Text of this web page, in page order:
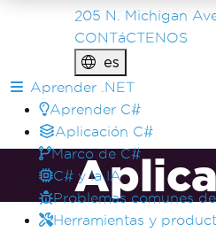
205 N. Michigan
CONTáCTENOS
es
Saltar al pie de página
Aprender .NET
Aprender C#
Aplicación C#
Marco de C#
C# y la IA
Problemas comunes
Herramientas y